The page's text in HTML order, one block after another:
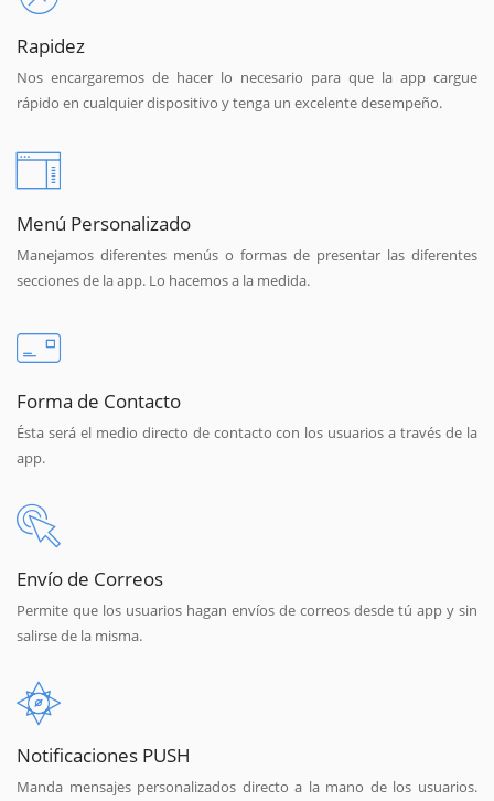
Rapidez
Nos encargaremos de hacer lo necesario para que la app cargue
rápido en cualquier dispositivo y tenga un excelente desempeño.
Menú Personalizado
Manejamos diferentes menús o formas de presentar las diferentes
secciones de la app. Lo hacemos a la medida.
Forma de Contacto
Ésta será el medio directo de contacto con los usuarios a través de la
app.
Envío de Correos
Permite que los usuarios hagan envíos de correos desde tú app y sin
salirse de la misma.
Notificaciones PUSH
Manda mensajes personalizados directo a la mano de los usuarios.